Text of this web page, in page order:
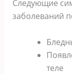
Следующие
заболеваний
теле